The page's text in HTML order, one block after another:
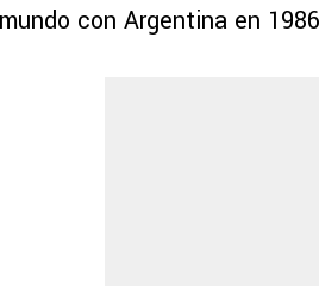
con Argentina en